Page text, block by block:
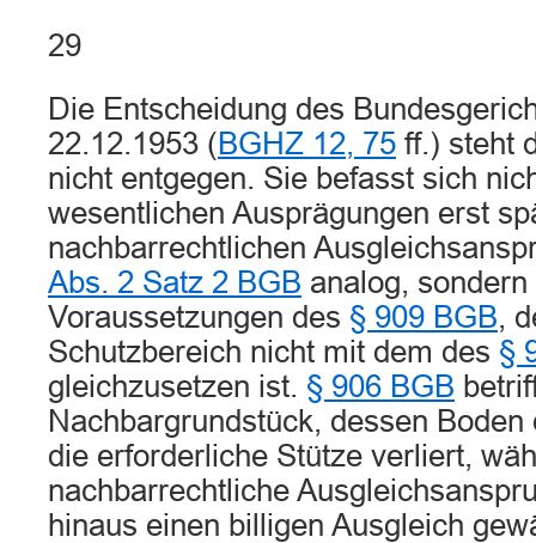
29
Die Entscheidung des
22.12.1953 (BGHZ 12, 75 ff.) steht
nicht entgegen. Sie befasst sich
wesentlichen Ausprägungen erst
nachbarrechtlichen
Abs. 2 Satz 2 BGB analog,
Voraussetzungen des § 909 BGB,
Schutzbereich nicht mit dem des §
gleichzusetzen ist. § 906 BGB
Nachbargrundstück, dessen
die erforderliche Stütze verliert,
nachbarrechtliche
hinaus einen billigen Ausgleich